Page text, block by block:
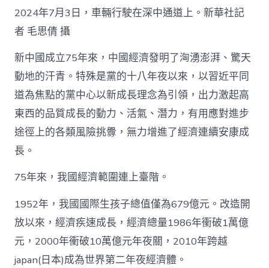
2024年7月3日，車輛行駛在深中通道上。新華社記
者 毛思倩 攝
新中國成立75年來，中國經濟發明了洶湧澎湃、驚天
動地的汗青。特殊是黨的十八年夜以來，以習近平同
道為焦點的黨中心以新成長理念為引領，出力激起高
東西的品質成長的動力、活氣、潛力，有用應對進步
途徑上的各類風險挑釁，無力增進了經濟連續安康成
長。
75年來，我國經濟範圍連上臺階。
1952年，我國國際生孩子總值僅為679億元。改造開
放以來，經濟疾速成長，經濟總量1986年衝破1萬億
元，2000年衝破10萬億元年夜關，2010年跨越
japan(日本)成為世界第二年夜經濟體。